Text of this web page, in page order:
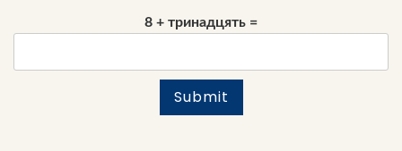
8 + тринадцять =